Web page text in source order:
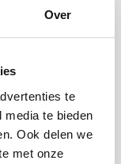
Over
te
te bieden
Ook delen we
met onze